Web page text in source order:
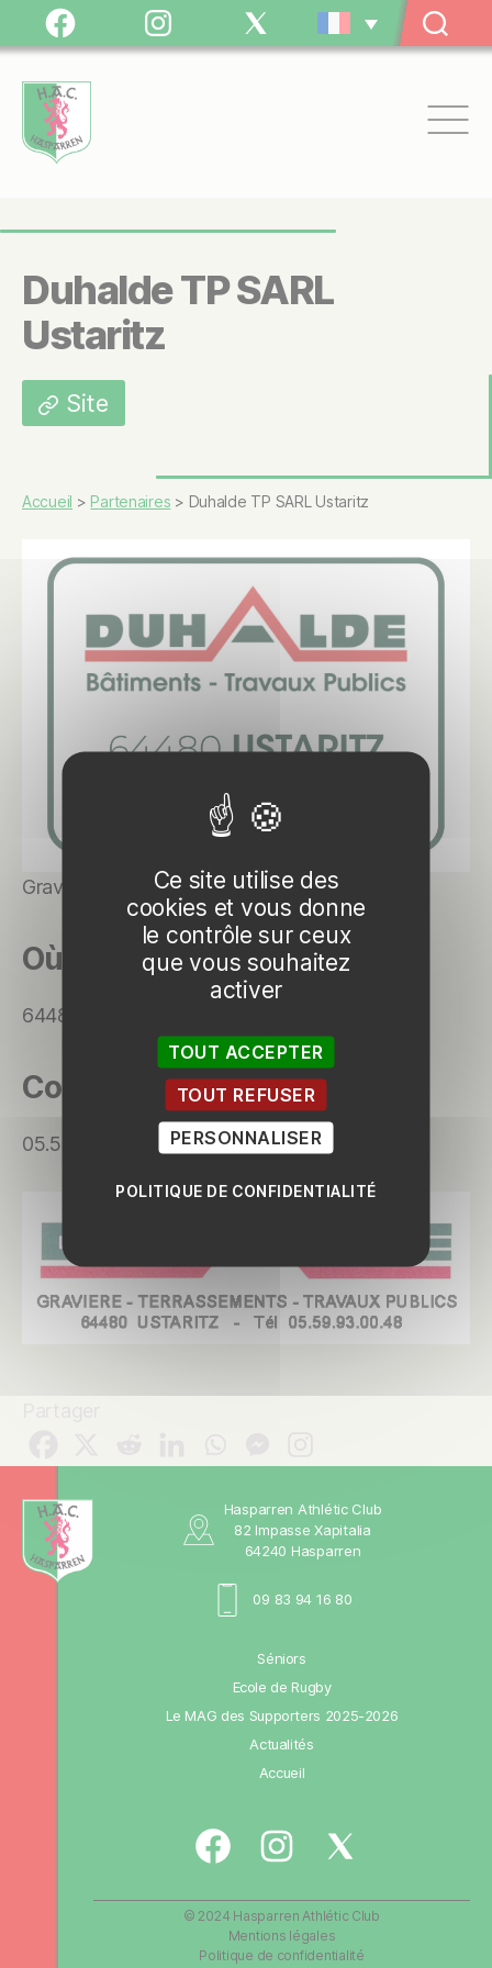
Facebook Instagram Twitter
Duhalde TP SARL
Ustaritz
Site
Accueil > Partenaires > Duhalde TP SARL Ustaritz
Gravière, terrassement et travaux publics
Où les trouver
64480 Ustaritz
Contact
05.59.93.00.48
Hasparren Athlétic Club
82 Impasse Xapitalia
64240 Hasparren
09 83 94 16 80
Séniors
Ecole de Rugby
Le MAG des Supporters 2025-2026
Actualités
Accueil
FacebookInstagramTwitter
X
© 2024 Hasparren Athlétic Club
Mentions légales
Politique de confidentialité
Panneau de gestion des cookies
Ce site utilise des
cookies et vous donne
le contrôle sur ceux
que vous souhaitez
activer
TOUT ACCEPTER
TOUT REFUSER
PERSONNALISER
POLITIQUE DE CONFIDENTIALITÉ